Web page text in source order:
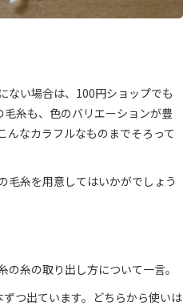
ない場合は、100円ショップでも
糸も、色のバリエーションが豊
んなカラフルなものまでそろって
毛糸を用意してはいかがでしょう
糸の取り出し方について一言。
つ出ています。どちらから使いは